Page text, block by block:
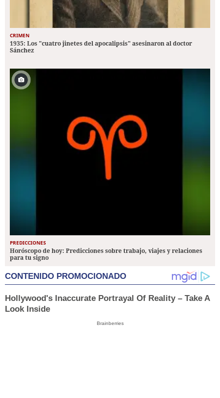
CRIMEN
1935: Los "cuatro jinetes del apocalipsis" asesinaron al doctor
Sánchez
PREDICCIONES
Horóscopo de hoy: Predicciones sobre trabajo, viajes y relaciones
para tu signo
CONTENIDO PROMOCIONADO
Hollywood's Inaccurate Portrayal Of Reality – Take A
Look Inside
Brainberries